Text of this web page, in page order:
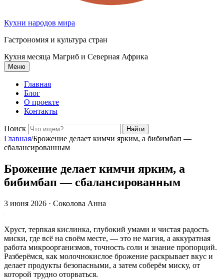
Кухни народов мира
Гастрономия и культура стран
Кухня месяца Магриб и Северная Африка
Меню
Главная
Блог
О проекте
Контакты
Поиск Найти
Главная/Брожение делает кимчи ярким, а бибимбап —
сбалансированным
Брожение делает кимчи ярким, а
бибимбап — сбалансированным
3 июня 2026 · Соколова Анна
Хруст, терпкая кислинка, глубокий умами и чистая радость
миски, где всё на своём месте, — это не магия, а аккуратная
работа микроорганизмов, точность соли и знание пропорций.
Разберёмся, как молочнокислое брожение раскрывает вкус и
делает продукты безопасными, а затем соберём миску, от
которой трудно оторваться.